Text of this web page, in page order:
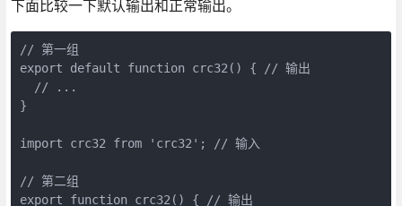
下面比较一下默认输出和正常输出。
// 第一组
export default function crc32() { // 输出
  // ...
}
import crc32 from 'crc32'; // 输入
// 第二组
export function crc32() { // 输出